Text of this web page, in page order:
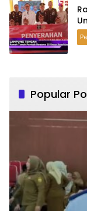
Popular